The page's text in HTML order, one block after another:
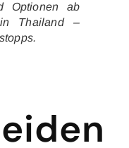
Optionen ab
Thailand –